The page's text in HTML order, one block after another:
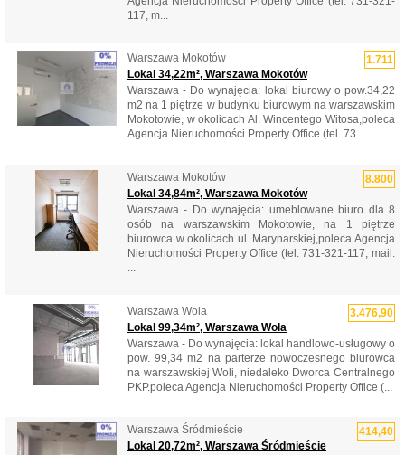
117, m...
1.711
Warszawa Mokotów
Lokal 34,22m², Warszawa Mokotów
Warszawa - Do wynajęcia: lokal biurowy o pow.34,22
m2 na 1 piętrze w budynku biurowym na warszawskim
Mokotowie, w okolicach Al. Wincentego Witosa,poleca
Agencja Nieruchomości Property Office (tel. 73...
8.800
Warszawa Mokotów
Lokal 34,84m², Warszawa Mokotów
Warszawa - Do wynajęcia: umeblowane biuro dla 8
osób na warszawskim Mokotowie, na 1 piętrze
biurowca w okolicach ul. Marynarskiej,poleca Agencja
Nieruchomości Property Office (tel. 731-321-117, mail:
...
3.476,90
Warszawa Wola
Lokal 99,34m², Warszawa Wola
Warszawa - Do wynajęcia: lokal handlowo-usługowy o
pow. 99,34 m2 na parterze nowoczesnego biurowca
na warszawskiej Woli, niedaleko Dworca Centralnego
PKP.poleca Agencja Nieruchomości Property Office (...
414,40
Warszawa Śródmieście
Lokal 20,72m², Warszawa Śródmieście